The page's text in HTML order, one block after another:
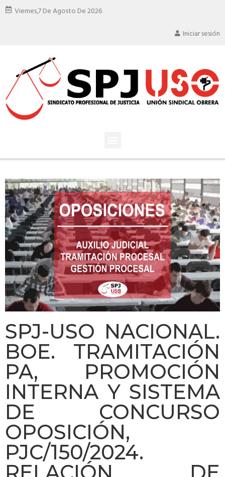
Viernes,7 De Agosto De 2026
Iniciar sesión
SPJ-USO NACIONAL.
BOE. TRAMITACIÓN
PA, PROMOCIÓN
INTERNA Y SISTEMA
DE CONCURSO
OPOSICIÓN,
PJC/150/2024.